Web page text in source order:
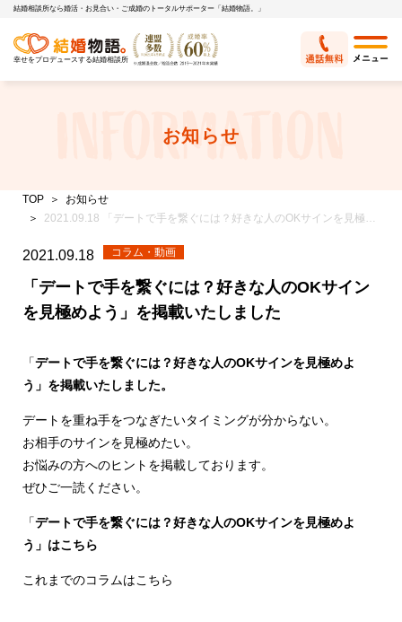
結婚相談所なら婚活・お見合い・ご成婚のトータルサポーター「結婚物語。」
幸せをプロデュースする結婚相談所
お知らせ
TOP
お知らせ
2021.09.18 「デートで手を繋ぐには？好きな人のOKサインを見極めよう」を掲載いたしました
2021.09.18
「デートで手を繋ぐには？好きな人のOKサイン
を見極めよう」を掲載いたしました
コラム・動画
「デートで手を繋ぐには？好きな人のOKサインを見極めよ
う」を掲載いたしました。
デートを重ね手をつなぎたいタイミングが分からない。
お相手のサインを見極めたい。
お悩みの方へのヒントを掲載しております。
ぜひご一読ください。
「デートで手を繋ぐには？好きな人のOKサインを見極めよ
う」はこちら
これまでのコラムはこちら